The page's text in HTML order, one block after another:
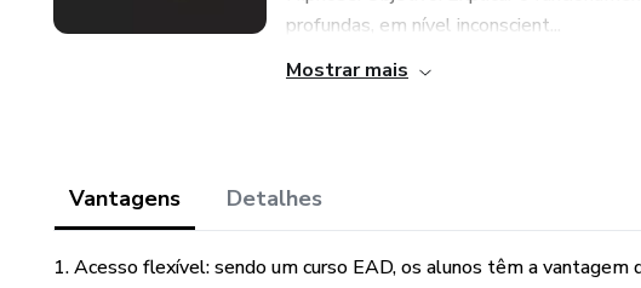
profundas, em nível inconscient...
Mostrar mais
Vantagens Detalhes
1. Acesso flexível: sendo um curso EAD, os alunos têm a vantagem